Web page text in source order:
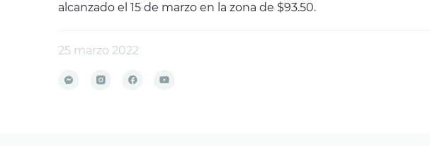
alcanzado el 15 de marzo en la zona de $93.50.
25 marzo 2022